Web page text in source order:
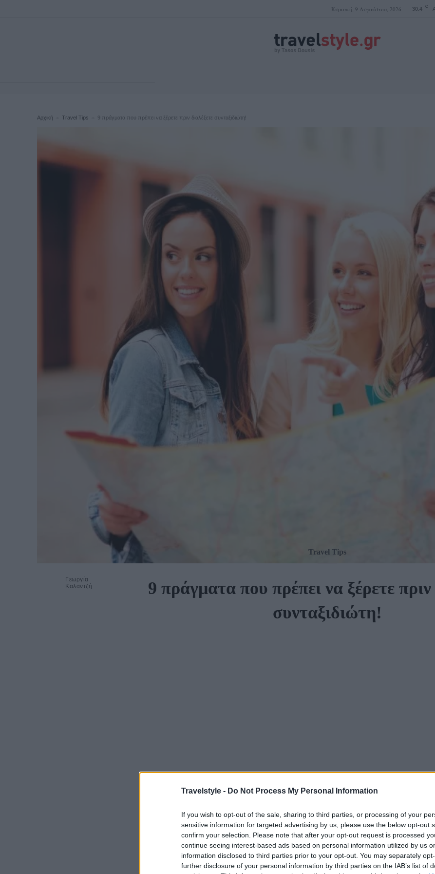
Travelstyle - Do Not Process My Personal Information
If you wish to opt-out of the sale, sharing to third parties, or processing of your
sensitive information for targeted advertising by us, please use the below opt-out
confirm your selection. Please note that after your opt-out request is processed
continue seeing interest-based ads based on personal information utilized by us
information disclosed to third parties prior to your opt-out. You may separately
further disclosure of your personal information by third parties on the IAB’s list of
Κυριακή, 9 Αυγούστου, 2026 30.4 C
Αρχική Travel Tips 9 πράγματα που πρέπει να ξέρετε πριν διαλέξετε συνταξιδιώτη!
Γεωργία
Καλαντζή
Travel Tips
9 πράγματα που πρέπει να ξέρετε πριν
συνταξιδιώτη!